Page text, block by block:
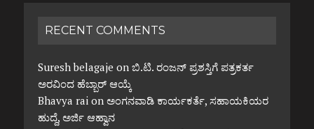
RECENT COMMENTS
Suresh belagaje on ಬಿ.ಟಿ. ರಂಜನ್ ಪ್ರಶಸ್ತಿಗೆ ಪತ್ರಕರ್ತ
ಅರವಿಂದ ಹೆಬ್ಬಾರ್ ಆಯ್ಕೆ
Bhavya raion ಅಂಗನವಾಡಿ ಕಾರ್ಯಕರ್ತೆ, ಸಹಾಯಕಿಯರ
ಹುದ್ದೆ, ಅರ್ಜಿ ಆಹ್ವಾನ